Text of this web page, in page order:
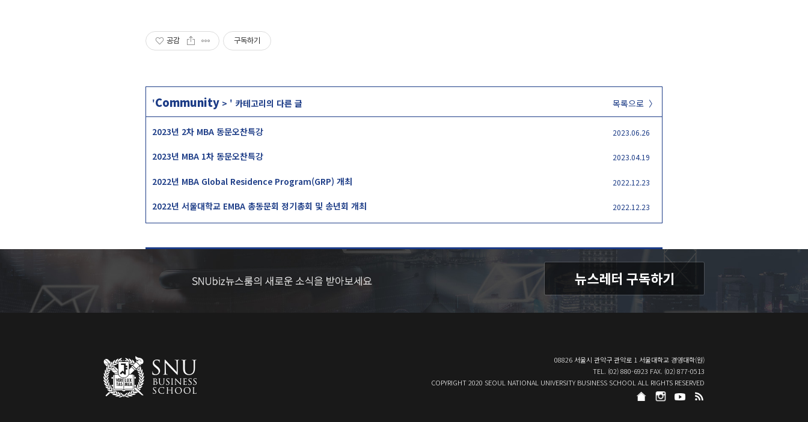
공감 구독하기
목록으로 〉
'Community > ' 카테고리의 다른 글
2023년 2차 MBA 동문오찬특강 2023.06.26
2023년 MBA 1차 동문오찬특강 2023.04.19
2022년 MBA Global Residence Program(GRP) 개최 2022.12.23
2022년 서울대학교 EMBA 총동문회 정기총회 및 송년회 개최 2022.12.23
08826 서울시 관악구 관악로 1 서울대학교 경영대학(원)
TEL. (02) 880-6923 FAX. (02) 877-0513
COPYRIGHT 2020 SEOUL NATIONAL UNIVERSITY BUSINESS SCHOOL ALL RIGHTS RESERVED